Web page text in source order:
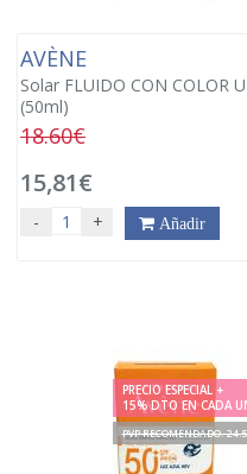
AVÈNE
Solar FLUIDO CON COLOR
(50ml)
18.60€
15,81€
- + Añadir
PRECIO ESPECIAL +
15% DTO EN CADA
PVP RECOMENDADO.